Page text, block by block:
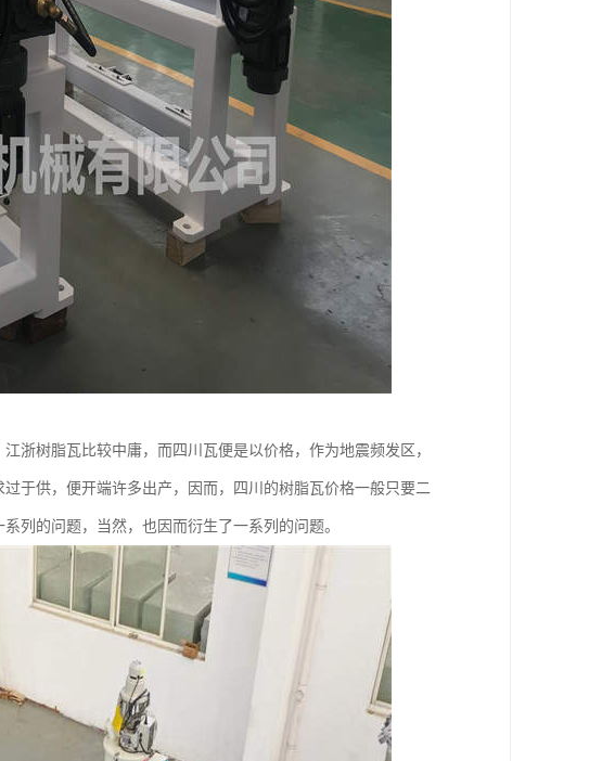
浙树脂瓦比较中庸，而四川瓦便是以价格，作为地震频发区，
于供，便开端许多出产，因而，四川的树脂瓦价格一般只要二
列的问题，当然，也因而衍生了一系列的问题。